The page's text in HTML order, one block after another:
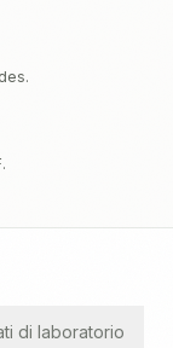
di laboratorio